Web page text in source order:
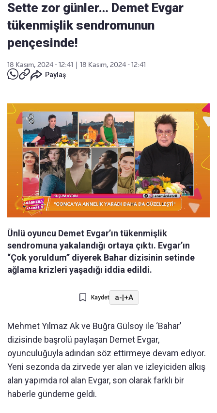
Sette zor günler… Demet Evgar
tükenmişlik sendromunun
pençesinde!
18 Kasım, 2024 - 12:41
18 Kasım, 2024 - 12:41
Paylaş
Ünlü oyuncu Demet Evgar’ın tükenmişlik
sendromuna yakalandığı ortaya çıktı. Evgar’ın
“Çok yoruldum” diyerek Bahar dizisinin setinde
ağlama krizleri yaşadığı iddia edildi.
Kaydet a-|+A
Mehmet Yılmaz Ak ve Buğra Gülsoy ile ‘Bahar’
dizisinde başrolü paylaşan Demet Evgar,
oyunculuğuyla adından söz ettirmeye devam ediyor.
Yeni sezonda da zirvede yer alan ve izleyiciden alkış
alan yapımda rol alan Evgar, son olarak farklı bir
haberle gündeme geldi.